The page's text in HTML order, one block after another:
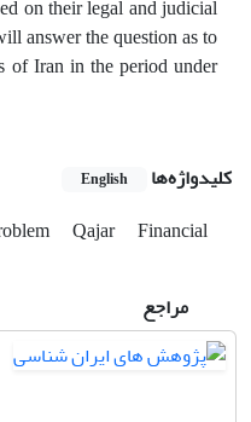
on their legal and judicial
answer the question as to
of Iran in the period under
کلیدواژه‌ها English
Qajar Financial
مراجع